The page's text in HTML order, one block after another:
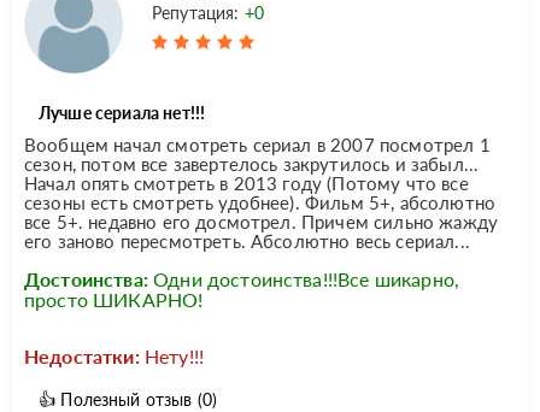
Репутация: +0
Лучше сериала нет!!!
Вообщем начал смотреть сериал в 2007 посмотрел 1
сезон, потом все завертелось закрутилось и забыл...
Начал опять смотреть в 2013 году (Потому что все
сезоны есть смотреть удобнее). Фильм 5+, абсолютно
все 5+. недавно его досмотрел. Причем сильно жажду
его заново пересмотреть. Абсолютно весь сериал...
Достоинства: Одни достоинства!!!Все шикарно,
просто ШИКАРНО!
Недостатки: Нету!!!
👍 Полезный отзыв (0)